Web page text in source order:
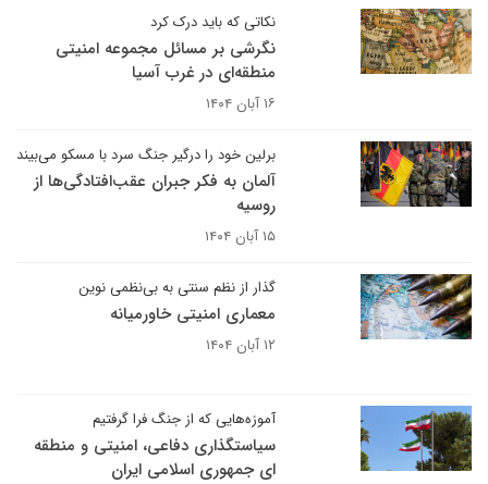
نکاتی که باید درک کرد
نگرشی بر مسائل مجموعه امنیتی
منطقه‌ای در غرب آسیا
۱۶ آبان ۱۴۰۴
برلین خود را درگیر جنگ سرد با مسکو می‌بیند
آلمان به فکر جبران عقب‌افتادگی‌ها از
روسیه
۱۵ آبان ۱۴۰۴
گذار از نظم سنتی به بی‌نظمی نوین
معماری امنیتی خاورمیانه
۱۲ آبان ۱۴۰۴
آموزه‌هایی که از جنگ فرا گرفتیم
سیاستگذاری دفاعی، امنیتی و منطقه
ای جمهوری اسلامی ایران